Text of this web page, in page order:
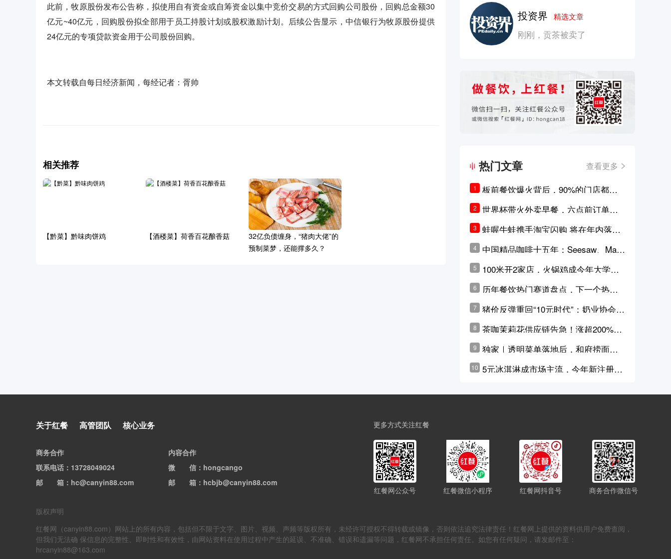
此前，牧原股份发布公告称，拟使用自有资金或自筹资金以集中竞价交易的方式回购公司股份，回购总金额30
亿元~40亿元，回购股份拟全部用于员工持股计划或股权激励计划。后续公告显示，中信银行为牧原股份提供
24亿元的专项贷款资金用于公司股份回购。
本文转载自每日经济新闻，每经记者：胥帅
相关推荐
【黔菜】黔味肉饼鸡 【酒楼菜】荷香百花酿香菇
32亿负债缠身，“猪肉大佬”的
预制菜梦，还能撑多久？
投资界精选文章
刚刚，贡茶被卖了
热门文章 查看更多
1
板前餐饮爆火背后，90%的门店都只
是徒有其表的刻意作秀？
2
世界杯带火外卖早餐，六点前订单大
涨超5成，巴西比赛成“早餐带货王”
3
蛙喔牛蛙携手淘宝闪购 将在年内落地3
4
中国精品咖啡十五年：Seesaw、Man
ner、M Stand为何结出了不同的果
实？
5
100米开2家店，火锅鸡成今年大学城
6
历年餐饮热门赛道盘点，下一个热门
7
猪价反弹重回“10元时代”；奶业协会称
原奶价格现回暖迹象
8
茶咖茉莉花供应链告急！涨超200%，
横州花价冲破50元一斤
9
独家｜透明菜单落地后，和府捞面李
学林公布未来10年计划
10 5元冰淇淋成市场主流，今年新注册相
关于红餐 高管团队 核心业务
商务合作
联系电话 ：13728049024
邮箱：hc@canyin88.com
内容合作
微信：hongcango
邮箱：hcbjb@canyin88.com
更多方式关注红餐
红餐网公众号 红餐微信小程序 红餐网抖音号 商务合作微信号
版权声明
红餐网（canyin88.com）网站上的所有内容，包括但不限于文字、图片、视频、声频等版权所有，未经许可授权不得转载或镜像，否则依法追究法律责任！红餐网上提供的资料供用户免费查阅，
但我们无法确 保信息的完整性、即时性和有效性，由网站资料在使用过程中产生的延误、不准确、错误和遗漏等问题，红餐网不承担任何责任。如您有任何疑问，请发邮件至：
hrcanyin88@163.com